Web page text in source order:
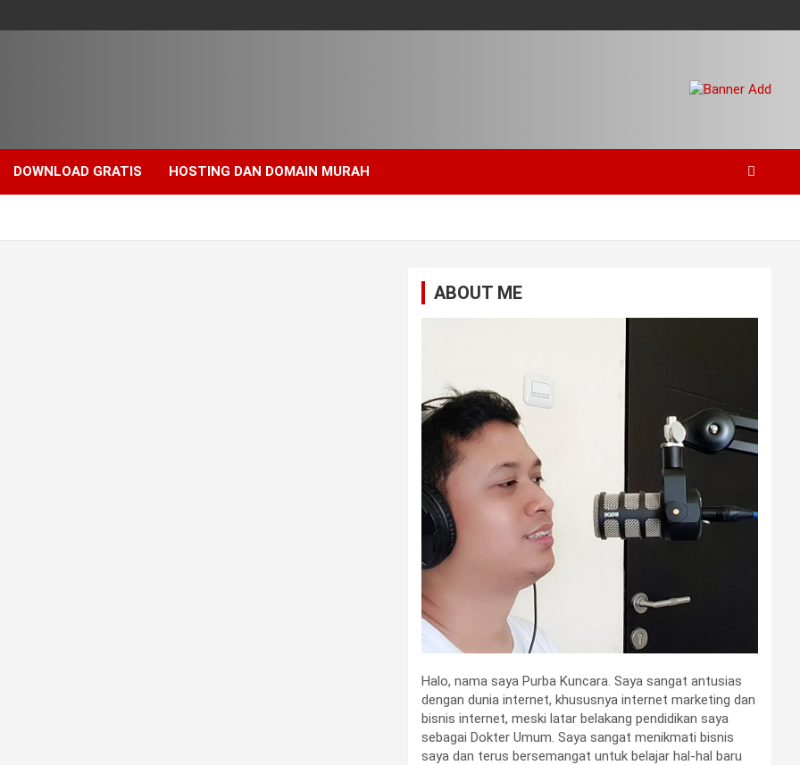
DOWNLOAD GRATIS HOSTING DAN DOMAIN MURAH
ABOUT ME
Halo, nama saya Purba Kuncara. Saya sangat antusias
dengan dunia internet, khususnya internet marketing dan
bisnis internet, meski latar belakang pendidikan saya
sebagai Dokter Umum. Saya sangat menikmati bisnis
saya dan terus bersemangat untuk belajar hal-hal baru